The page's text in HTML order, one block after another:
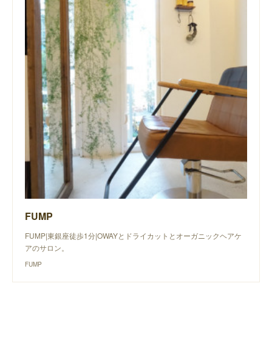
FUMP
FUMP|東銀座徒歩1分|OWAYとドライカットとオーガニックヘアケ
アのサロン。
FUMP